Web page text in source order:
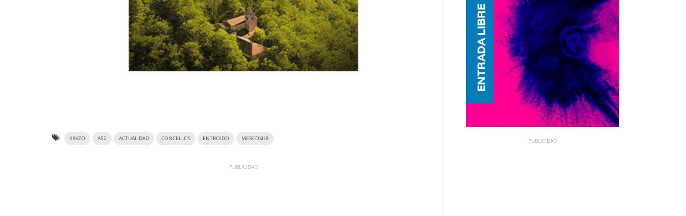
XINZO A52 ACTUALIDAD CONCELLOS ENTROIDO MERCOSUR